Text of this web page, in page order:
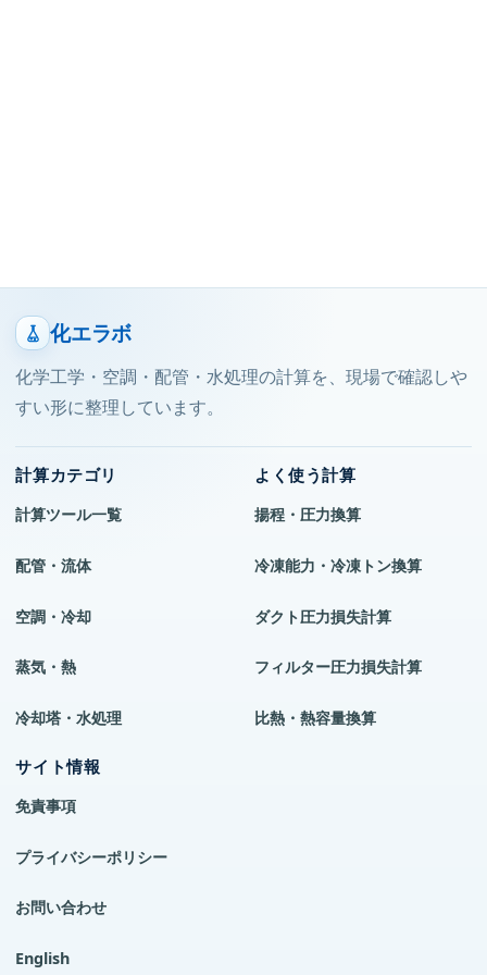
化エラボ
化学工学・空調・配管・水処理の計算を、現場で確認しや
すい形に整理しています。
計算カテゴリ
計算ツール一覧
配管・流体
空調・冷却
蒸気・熱
冷却塔・水処理
よく使う計算
揚程・圧力換算
冷凍能力・冷凍トン換算
ダクト圧力損失計算
フィルター圧力損失計算
比熱・熱容量換算
サイト情報
免責事項
プライバシーポリシー
お問い合わせ
English